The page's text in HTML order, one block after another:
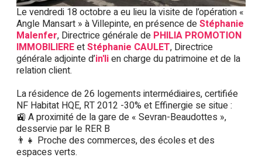
Le vendredi 18 octobre a eu lieu la visite de l’opération «
Angle Mansart » à Villepinte, en présence deStéphanie
Malenfer, Directrice générale de PHILIA PROMOTION
IMMOBILIEREetStéphanie CAULET, Directrice
générale adjointe d’in'lien charge du patrimoine et de la
relation client.
La résidence de 26 logements intermédiaires, certifiée
NF Habitat HQE, RT 2012 -30% et Effinergie se situe :
🚉 A proximité de la gare de « Sevran-Beaudottes »,
desservie par le RER B
👨👧 Proche des commerces, des écoles et des
espaces verts.